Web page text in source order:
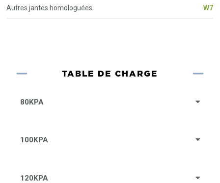
Autres jantes homologuées W7
TABLE DE CHARGE
80KPA
100KPA
120KPA